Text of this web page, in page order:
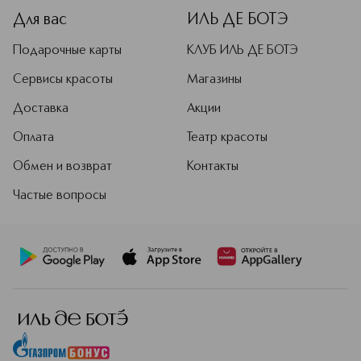
Для вас
Подарочные карты
Сервисы красоты
Доставка
Оплата
Обмен и возврат
Частые вопросы
ИЛЬ ДЕ БОТЭ
КЛУБ ИЛЬ ДЕ БОТЭ
Магазины
Акции
Театр красоты
Контакты